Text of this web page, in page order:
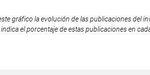
gráfico la evolución de las publicaciones del
el porcentaje de estas publicaciones en